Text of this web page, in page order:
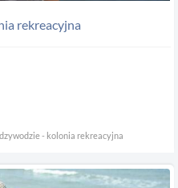
rekreacyjna
- kolonia rekreacyjna